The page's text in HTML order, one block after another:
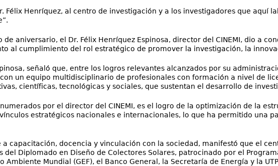
Félix Henríquez, al centro de investigación y a los investigadores que aquí
de aniversario, el Dr. Félix Henríquez Espinosa, director del CINEMI, dio a
al cumplimiento del rol estratégico de promover la investigación, la
señaló que, entre los logros relevantes alcanzados por su
con un equipo multidisciplinario de profesionales con formación a nivel de
científicas, tecnológicas y sociales, que sustentan el desarrollo de
por el director del CINEMI, es el logro de la optimización de la
estratégicos nacionales e internacionales, lo que ha permitido una
a capacitación, docencia y vinculación con la sociedad, manifestó que el
del Diplomado en Diseño de Colectores Solares, patrocinado por el
Ambiente Mundial (GEF), el Banco General, la Secretaría de Energía y la